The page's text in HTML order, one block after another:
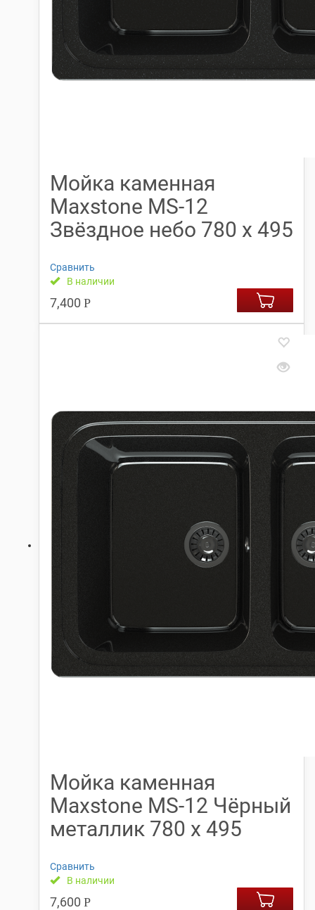
Мойка каменная
Maxstone МS-12
Звёздное небо 780 х 495
Сравнить
В наличии
7,400 Р
Мойка каменная
Maxstone МS-12 Чёрный
металлик 780 х 495
Сравнить
В наличии
7,600 Р